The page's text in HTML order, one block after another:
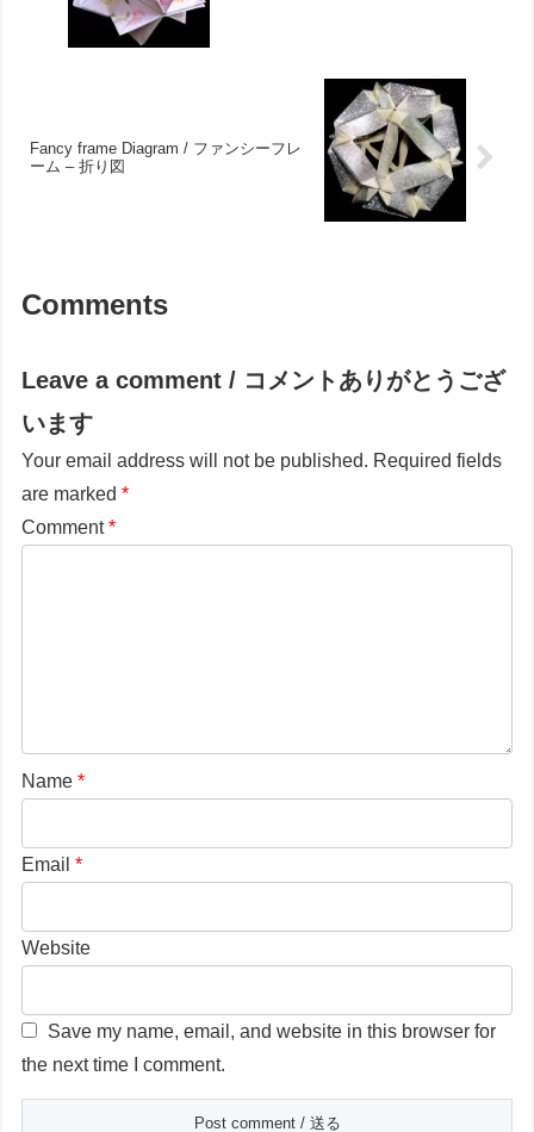
Fancy frame Diagram / ファンシーフレ
ーム – 折り図
Comments
Leave a comment / コメントありがとうござ
います
Your email address will not be published. Required fields
are marked*
Comment*
Name*
Email*
Website
Save my name, email, and website in this browser for
the next time I comment.